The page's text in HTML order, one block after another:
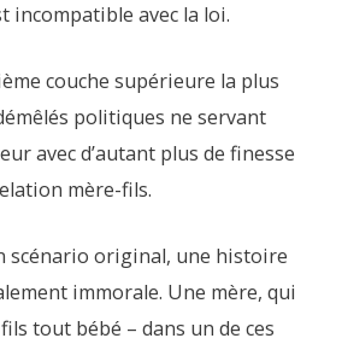
incompatible avec la loi.
couche supérieure la plus
politiques ne servant
avec d’autant plus de finesse
mère-fils.
scénario original, une histoire
immorale. Une mère, qui
tout bébé – dans un de ces